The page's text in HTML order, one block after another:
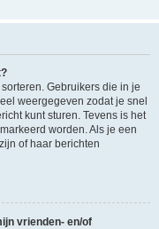
Gebruikers die in je
weergegeven zodat je snel
kunt sturen. Tevens is het
worden. Als je een
of haar berichten
vrienden- en/of